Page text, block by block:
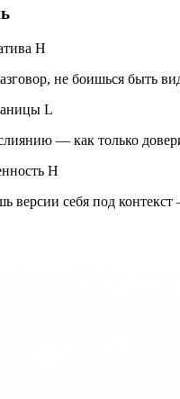
H
не боишься быть
L
— как только
H
версии себя под